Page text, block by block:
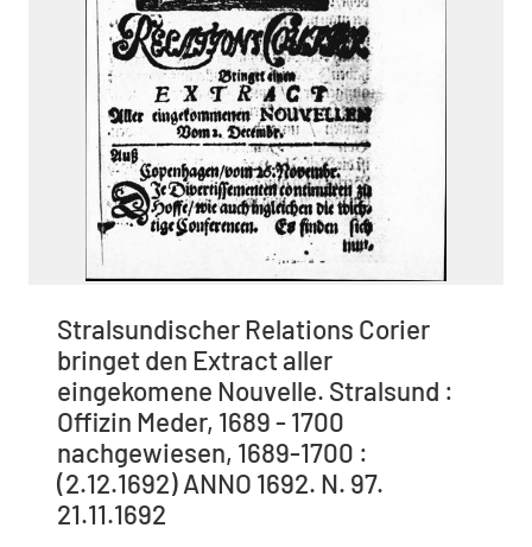
Stralsundischer Relations Corier
bringet den Extract aller
eingekomene Nouvelle. Stralsund :
Offizin Meder, 1689 - 1700
nachgewiesen, 1689-1700 :
(2.12.1692) ANNO 1692. N. 97.
21.11.1692